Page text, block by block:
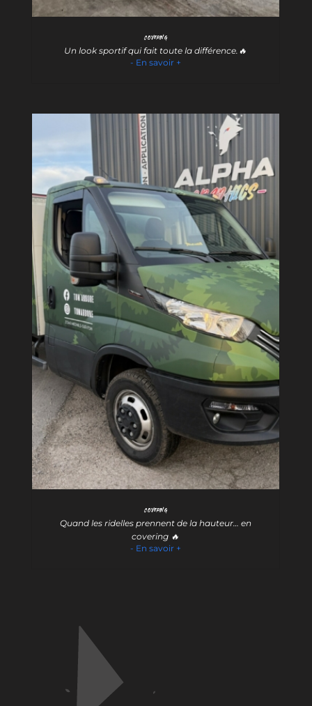
Covering
Un look sportif qui fait toute la différence.🔥
- En savoir +
Covering
Quand les ridelles prennent de la hauteur… en
covering 🔥
- En savoir +